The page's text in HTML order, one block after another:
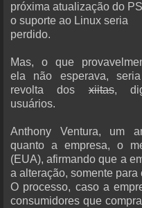
próxima atualização do
o suporte ao Linux seria
perdido.
Mas, o que
ela não esperava,
revolta dosxiitas,
usuários.
Anthony Ventura, um
quanto a empresa, o
(EUA), afirmando que a
a alteração, somente para
O processo, caso a
consumidores que